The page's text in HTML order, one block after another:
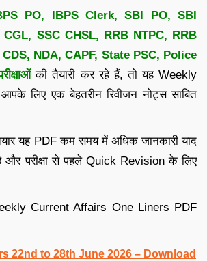
PO, IBPS Clerk, SBI PO, SBI
SSC CHSL, RRB NTPC, RRB
NDA, CAPF, State PSC, Police
की तैयारी कर रहे हैं, तो यह Weekly
लिए एक बेहतरीन रिवीजन नोट्स साबित
यह PDF कम समय में अधिक जानकारी याद
परीक्षा से पहले Quick Revision के लिए
Current Affairs One Liners PDF
22nd to 28th June 2026 – Download